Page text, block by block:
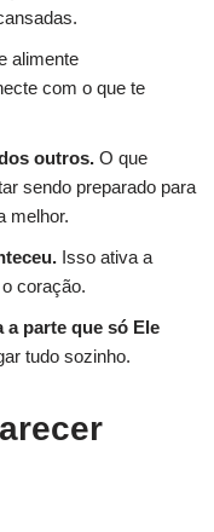
alimente
com o que te
outros. O que
sendo preparado para
melhor.
Isso ativa a
coração.
a parte que só Ele
tudo sozinho.